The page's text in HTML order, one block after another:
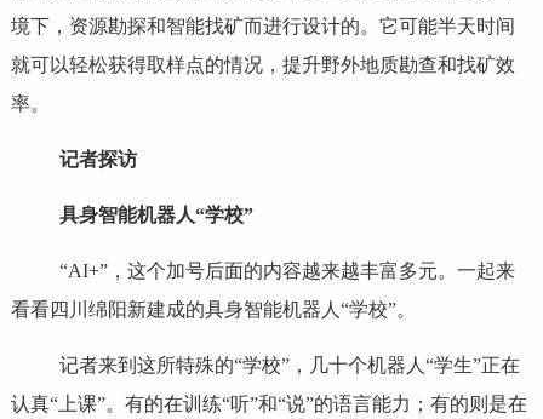
境下，资源勘探和智能找矿而进行设计的。它可能半天时间
就可以轻松获得取样点的情况，提升野外地质勘查和找矿效
率。
记者探访
具身智能机器人“学校”
“AI+”，这个加号后面的内容越来越丰富多元。一起来
看看四川绵阳新建成的具身智能机器人“学校”。
记者来到这所特殊的“学校”，几十个机器人“学生”正在
认真“上课”。有的在训练“听”和“说”的语言能力；有的则是在